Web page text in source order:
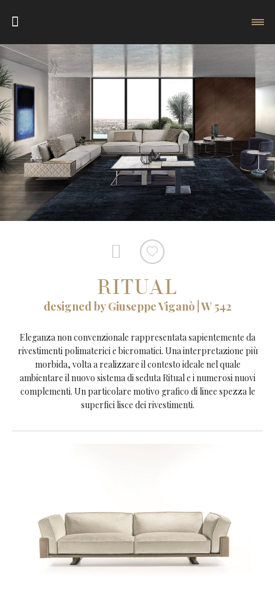
RITUAL
designed by Giuseppe Viganò | W 542
Eleganza non convenzionale rappresentata sapientemente da
rivestimenti polimaterici e bicromatici. Una interpretazione più
morbida, volta a realizzare il contesto ideale nel quale
ambientare il nuovo sistema di seduta Ritual e i numerosi nuovi
complementi. Un particolare motivo grafico di linee spezza le
superfici lisce dei rivestimenti.